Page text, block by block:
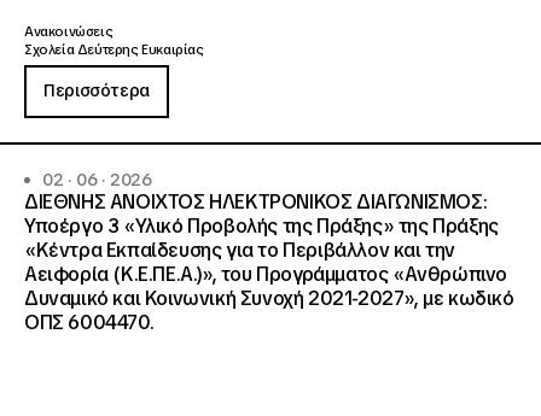
Ανακοινώσεις
Σχολεία Δεύτερης Ευκαιρίας
Περισσότερα
02 · 06 · 2026
ΔΙΕΘΝΗΣ ΑΝΟΙΧΤΟΣ ΗΛΕΚΤΡΟΝΙΚΟΣ ΔΙΑΓΩΝΙΣΜΟΣ:
Υποέργο 3 «Υλικό Προβολής της Πράξης» της Πράξης
«Κέντρα Εκπαίδευσης για το Περιβάλλον και την
Αειφορία (Κ.Ε.ΠΕ.Α.)», του Προγράμματος «Ανθρώπινο
Δυναμικό και Κοινωνική Συνοχή 2021-2027», με κωδικό
ΟΠΣ 6004470.